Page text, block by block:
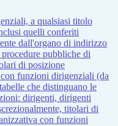
a qualsiasi titolo
quelli conferiti
dall'organo di indirizzo
pubbliche di
di posizione
funzioni dirigenziali (da
che distinguano le
dirigenti, dirigenti
titolari di
con funzioni